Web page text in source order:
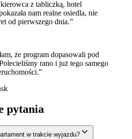
z tabliczką, hotel
nam realne osiedla, nie
od pierwszego dnia.”
że program dopasowali pod
rano i już tego samego
”
pytania
w trakcie wyjazdu?